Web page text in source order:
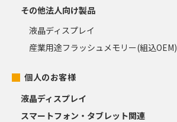
その他法人向け製品
液晶ディスプレイ
産業用途フラッシュメモリー(組込OEM)
個人のお客様
液晶ディスプレイ
スマートフォン・タブレット関連